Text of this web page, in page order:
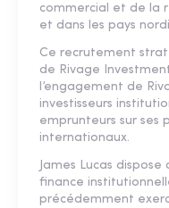
commercial et de la
et dans les pays
Ce recrutement
de Rivage
l’engagement de
investisseurs
emprunteurs sur ses
internationaux.
James Lucas
finance
précédemment